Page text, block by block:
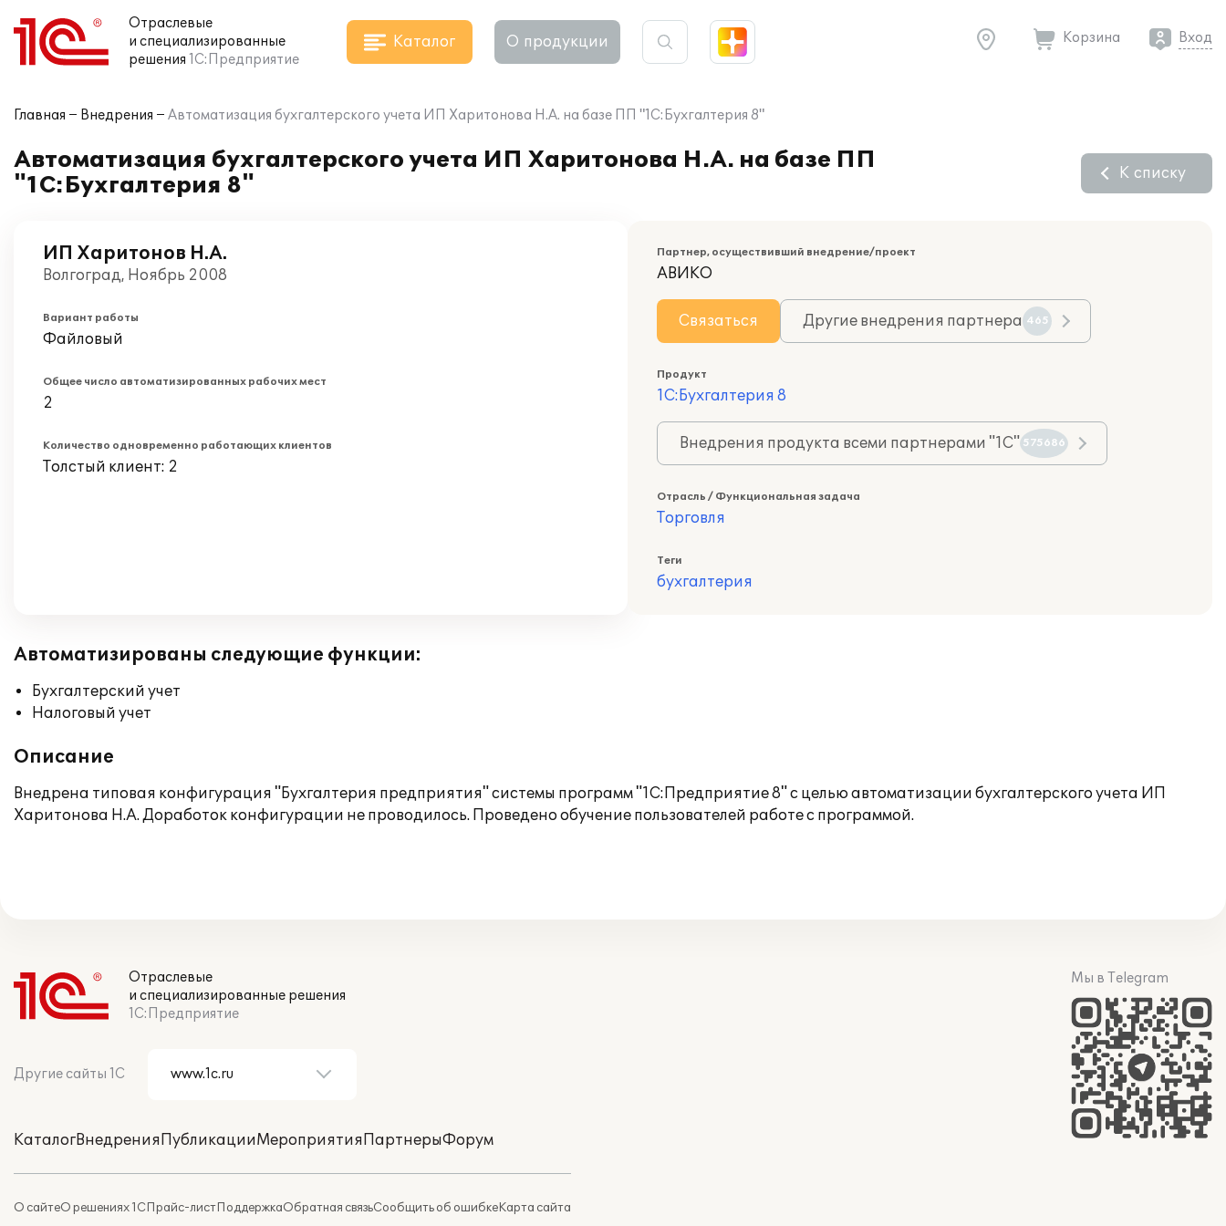
Отраслевые
и специализированные
решения 1С:Предприятие
Каталог О продукции Корзина Вход
Главная Внедрения Автоматизация бухгалтерского учета ИП Харитонова Н.А. на базе ПП "1С:Бухгалтерия 8"
Автоматизация бухгалтерского учета ИП Харитонова Н.А. на базе ПП
"1С:Бухгалтерия 8"
К списку
ИП Харитонов Н.А.
Волгоград, Ноябрь 2008
Вариант работы
Файловый
Общее число автоматизированных рабочих мест
2
Количество одновременно работающих клиентов
Толстый клиент: 2
Партнер, осуществивший внедрение/проект
АВИКО
Связаться Другие внедрения партнера 465
Продукт
1С:Бухгалтерия 8
Внедрения продукта всеми партнерами "1С" 575686
Отрасль / Функциональная задача
Торговля
Теги
бухгалтерия
Автоматизированы следующие функции:
Бухгалтерский учет
Налоговый учет
Описание
Внедрена типовая конфигурация "Бухгалтерия предприятия" системы программ "1С:Предприятие 8" с целью автоматизации бухгалтерского учета ИП
Харитонова Н.А. Доработок конфигурации не проводилось. Проведено обучение пользователей работе с программой.
Отраслевые
и специализированные решения
1С:Предприятие
Другие сайты 1С
КаталогВнедренияПубликацииМероприятияПартнерыФорум
О сайтеО решениях 1СПрайс-листПоддержкаОбратная связьСообщить об ошибкеКарта сайта
Мы в Telegram